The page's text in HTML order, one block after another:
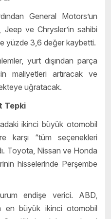
General Motors’un
ve Chrysler’in sahibi
yüzde 3,6 değer kaybetti.
yurt dışından parça
maliyetleri artıracak ve
uğratacak.
Tepki
ikinci büyük otomobil
karşı “tüm seçenekleri
Toyota, Nissan ve Honda
hisselerinde Perşembe
endişe verici. ABD,
en büyük ikinci otomobil